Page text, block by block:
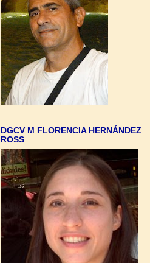
DGCV M FLORENCIA HERNÁNDEZ
ROSS